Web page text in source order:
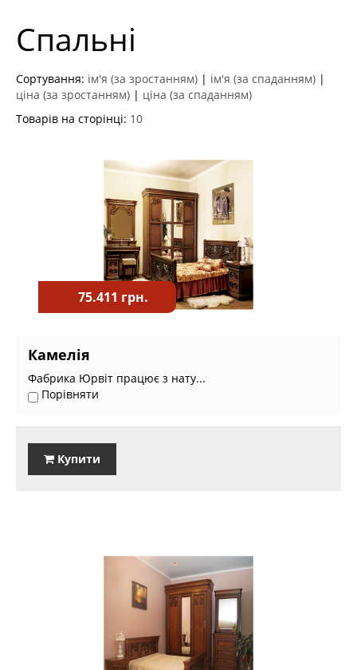
Спальні
Сортування: ім'я (за зростанням) | ім'я (за спаданням) |
ціна (за зростанням) | ціна (за спаданням)
Товарів на сторінці: 10
75.411 грн.
Камелія
Фабрика Юрвіт працює з нату...
Порівняти
Купити